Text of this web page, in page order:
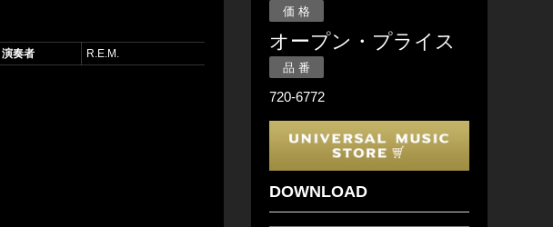
演奏者 R.E.M.
価 格
オープン・プライス
品 番
720-6772
DOWNLOAD